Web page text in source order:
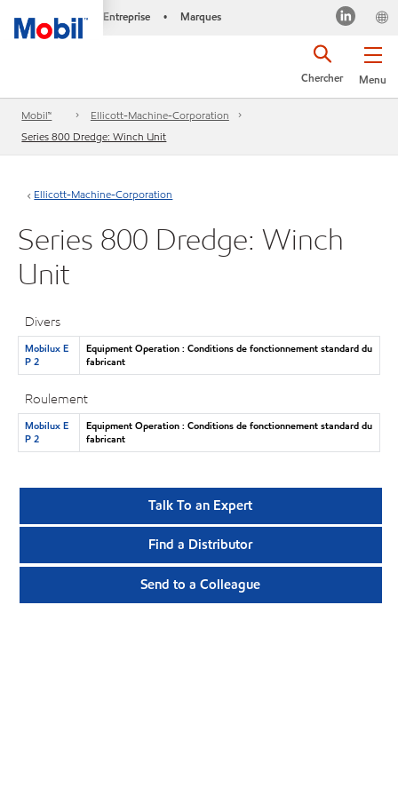
Entreprise • Marques
Menu
Chercher
Mobil™
Ellicott-Machine-Corporation
Series 800 Dredge: Winch Unit
Ellicott-Machine-Corporation
Series 800 Dredge: Winch
Unit
Divers
Mobilux E
P 2
Equipment Operation : Conditions de fonctionnement standard du
fabricant
Roulement
Mobilux E
P 2
Equipment Operation : Conditions de fonctionnement standard du
fabricant
Talk To an Expert
Find a Distributor
Send to a Colleague